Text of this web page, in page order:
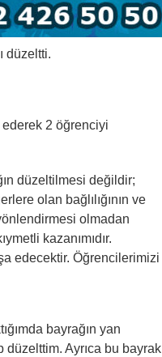
düzeltti.
2 öğrenciyi
düzeltilmesi değildir;
olan bağlılığının ve
olmadan
kazanımıdır.
edecektir. Öğrencilerimizi
bayrağın yan
düzelttim. Ayrıca bu bayrak